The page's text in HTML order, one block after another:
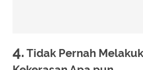
4. Tidak Pernah